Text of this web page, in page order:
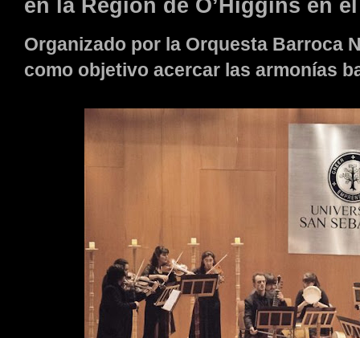
en la Región de O’Higgins en
Organizado por la Orquesta Barroca
como objetivo acercar las armonías